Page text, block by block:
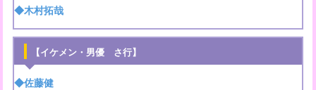
◆木村拓哉
【イケメン・男優 さ行】
◆佐藤健